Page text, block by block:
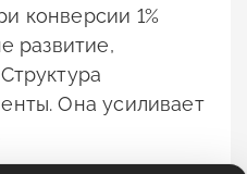
конверсии 1%
развитие,
Она усиливает